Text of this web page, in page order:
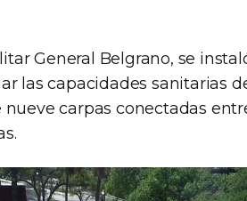
General Belgrano, se
las capacidades sanitarias
carpas conectadas